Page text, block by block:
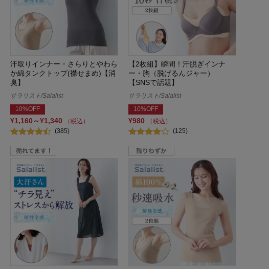
汗取りインナー・さらりとやわら
か綿タンクトップ(襟せまめ)【消
臭】
サラリスト/Salalist
10%OFF
¥1,160～¥1,340
（税込）
(385)
【2枚組】瞬間！汗脱ぎインナ
ー・胸（脱げるんジャー）
【SNSで話題】
サラリスト/Salalist
10%OFF
¥980
（税込）
(125)